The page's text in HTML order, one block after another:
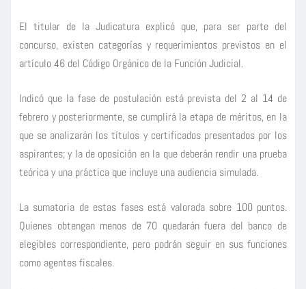
El titular de la Judicatura explicó que, para ser parte del
concurso, existen categorías y requerimientos previstos en el
artículo 46 del Código Orgánico de la Función Judicial.
Indicó que la fase de postulación está prevista del 2 al 14 de
febrero y posteriormente, se cumplirá la etapa de méritos, en la
que se analizarán los títulos y certificados presentados por los
aspirantes; y la de oposición en la que deberán rendir una prueba
teórica y una práctica que incluye una audiencia simulada.
La sumatoria de estas fases está valorada sobre 100 puntos.
Quienes obtengan menos de 70 quedarán fuera del banco de
elegibles correspondiente, pero podrán seguir en sus funciones
como agentes fiscales.